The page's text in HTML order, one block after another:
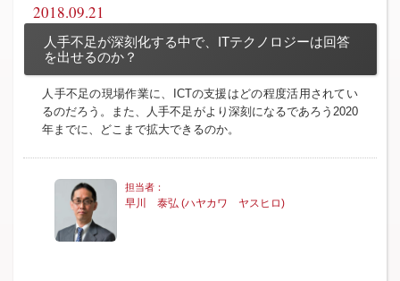
2018.09.21
人手不足が深刻化する中で、ITテクノロジーは回答
を出せるのか？
人手不足の現場作業に、ICTの支援はどの程度活用されてい
るのだろう。また、人手不足がより深刻になるであろう2020
年までに、どこまで拡大できるのか。
早川 泰弘 (ハヤカワ ヤスヒロ)